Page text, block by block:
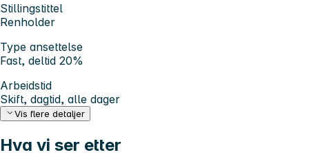
Stillingstittel
Renholder
Type ansettelse
Fast, deltid 20%
Arbeidstid
Skift, dagtid, alle dager
Vis flere detaljer
Hva vi ser etter